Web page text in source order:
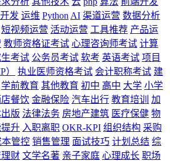
发 运维 Python AI 渠道运营 数据分析
短视频运营 活动运营 工具推荐 产品运
教师资格证考试 心理咨询师考试 计算
考试 公务员考试 软考 英语考试 项目
执业医师资格考试 会计职称考试 建
学前教育 其他教育 初中 高中 大学 小学
餐饮 金融保险 汽车出行 教育培训
加
版 法律法务 房地产建筑 医疗保健 物
升 入职离职 OKR-KPI 组织结构 采购
本管控 销售管理 面试技巧 计划总结 综
财 文学名著 亲子家庭 心理成长 职场